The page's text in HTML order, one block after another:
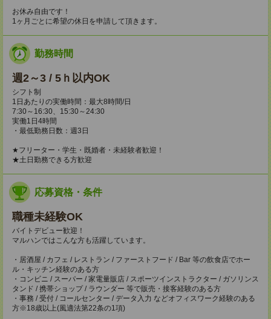
お休み自由です！
1ヶ月ごとに希望の休日を申請して頂きます。
勤務時間
週2～3 / 5ｈ以内OK
シフト制
1日あたりの実働時間：最大8時間/日
7:30～16:30、15:30～24:30
実働1日4時間
・最低勤務日数：週3日
★フリーター・学生・既婚者・未経験者歓迎！
★土日勤務できる方歓迎
応募資格・条件
職種未経験OK
バイトデビュー歓迎！
マルハンではこんな方も活躍しています。
・居酒屋 / カフェ / レストラン / ファーストフード / Bar 等の飲食店でホー
ル・キッチン経験のある方
・コンビニ / スーパー / 家電量販店 / スポーツインストラクター / ガソリンス
タンド / 携帯ショップ / ラウンダー 等で販売・接客経験のある方
・事務 / 受付 / コールセンター / データ入力 などオフィスワーク経験のある
方※18歳以上(風適法第22条の1項)